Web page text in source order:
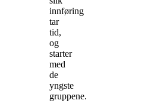
innføring
tar
tid,
og
starter
med
de
yngste
gruppene.